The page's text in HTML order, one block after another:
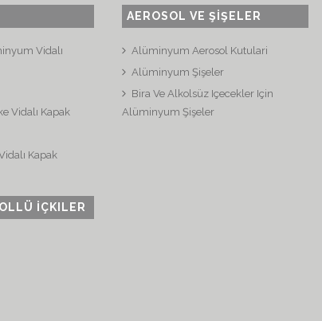
Vidalı
Vidalı Kapak
Kapak
İÇKILER
AEROSOL VE ŞİŞELER
Alüminyum Aerosol Kutulari
Alüminyum Şişeler
Bira Ve Alkolsüz Içecekler Için
Alüminyum Şişeler